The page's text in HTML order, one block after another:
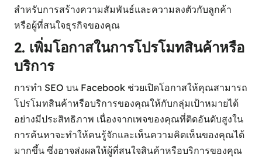
สำหรับการสร้างความสัมพันธ์และความลงตัวกับลูกค้า
หรือผู้ที่สนใจธุรกิจของคุณ
2. เพิ่มโอกาสในการโปรโมทสินค้าหรือ
บริการ
การทำ SEO บน Facebook ช่วยเปิดโอกาสให้คุณสามารถ
โปรโมทสินค้าหรือบริการของคุณให้กับกลุ่มเป้าหมายได้
อย่างมีประสิทธิภาพ เนื่องจากเพจของคุณที่ติดอันดับสูงใน
การค้นหาจะทำให้คนรู้จักและเห็นความคิดเห็นของคุณได้
มากขึ้น ซึ่งอาจส่งผลให้ผู้ที่สนใจสินค้าหรือบริการของคุณ